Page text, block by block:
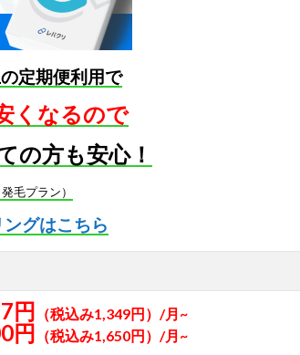
定期便利用で
くなるので
の方も安心！
毛プラン）
グはこちら
円 （税込み1,349円）/月~
円 （税込み1,650円）/月~